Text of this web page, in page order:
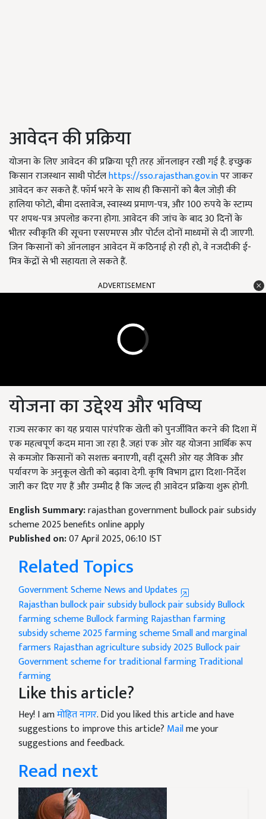
आवेदन की प्रक्रिया
योजना के लिए आवेदन की प्रक्रिया पूरी तरह ऑनलाइन रखी गई है. इच्छुक
किसान राजस्थान साथी पोर्टलhttps://sso.rajasthan.gov.inपर जाकर
आवेदन कर सकते हैं. फॉर्म भरने के साथ ही किसानों को बैल जोड़ी की
हालिया फोटो, बीमा दस्तावेज, स्वास्थ्य प्रमाण-पत्र, और 100 रुपये के स्टाम्प
पर शपथ-पत्र अपलोड करना होगा. आवेदन की जांच के बाद 30 दिनों के
भीतर स्वीकृति की सूचना एसएमएस और पोर्टल दोनों माध्यमों से दी जाएगी.
जिन किसानों को ऑनलाइन आवेदन में कठिनाई हो रही हो, वे नजदीकी ई-
मित्र केंद्रों से भी सहायता ले सकते हैं.
ADVERTISEMENT
योजना का उद्देश्य और भविष्य
राज्य सरकार का यह प्रयास पारंपरिक खेती को पुनर्जीवित करने की दिशा में
एक महत्वपूर्ण कदम माना जा रहा है. जहां एक ओर यह योजना आर्थिक रूप
से कमजोर किसानों को सशक्त बनाएगी, वहीं दूसरी ओर यह जैविक और
पर्यावरण के अनुकूल खेती को बढ़ावा देगी. कृषि विभाग द्वारा दिशा-निर्देश
जारी कर दिए गए हैं और उम्मीद है कि जल्द ही आवेदन प्रक्रिया शुरू होगी.
English Summary:rajasthan government bullock pair subsidy
scheme 2025 benefits online apply
Published on:07 April 2025, 06:10 IST
Related Topics
Government Scheme News and Updates
Rajasthan bullock pair subsidybullock pair subsidyBullock
farming schemeBullock farmingRajasthan farming
subsidy scheme 2025farming schemeSmall and marginal
farmers Rajasthan agriculture subsidy 2025Bullock pair
Government scheme for traditional farmingTraditional
farming
Like this article?
Hey! I amमोहित नागर. Did you liked this article and have
suggestions to improve this article? Mailme your
suggestions and feedback.
Read next